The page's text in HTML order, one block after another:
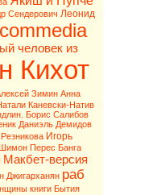
Сендерович Леонид
человек из
Кихот
Зимин Анна
Каневски-Натив
Борис Салибов
Даниэль Демидов
Игорь
Шимон Перес Банга
Макбет-версия
Джигарханян раб
книги Бытия